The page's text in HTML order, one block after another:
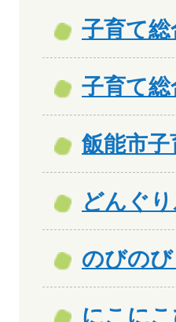
子育て
子育て
飯能市
どんぐ
のびの
にこに